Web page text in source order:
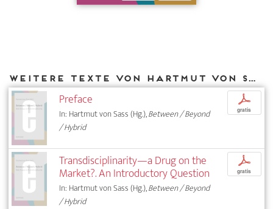
Weitere Texte von Hartmut von Sass bei DIAPHANES
Preface
In: Hartmut von Sass (Hg.),Between / Beyond
/ Hybrid
p
gratis
Transdisciplinarity—a Drug on the
Market?. An Introductory Question
In: Hartmut von Sass (Hg.),Between / Beyond
/ Hybrid
p
gratis